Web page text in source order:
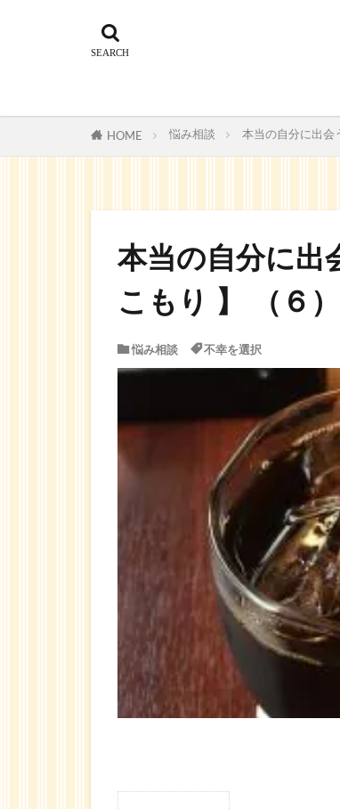
HOME 悩み相談 本当の自分に出会
本当の自分に出
こもり 】 （６）
悩み相談 不幸を選択